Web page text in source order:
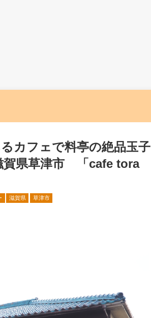
カフェで料亭の絶品玉子
県草津市 「cafe tora
滋賀県 草津市